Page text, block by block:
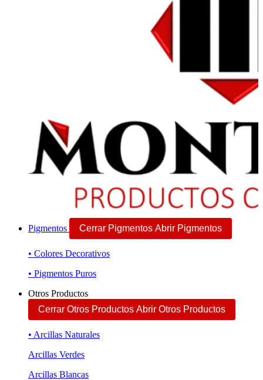
Pigmentos Cerrar Pigmentos Abrir Pigmentos
• Colores Decorativos
• Pigmentos Puros
Otros Productos
Cerrar Otros Productos Abrir Otros Productos
• Arcillas Naturales
Arcillas Verdes
Arcillas Blancas